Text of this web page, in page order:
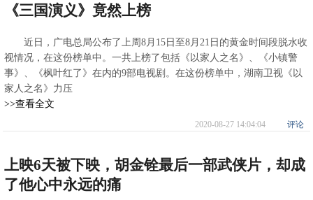
《三国演义》竟然上榜
近日，广电总局公布了上周8月15日至8月21日的黄金时间段脱水收
视情况，在这份榜单中。一共上榜了包括《以家人之名》、《小镇警
事》、《枫叶红了》在内的9部电视剧。在这份榜单中，湖南卫视《以
家人之名》力压
>>查看全文
2020-08-27 14:04:04 评论
上映6天被下映，胡金铨最后一部武侠片，却成
了他心中永远的痛